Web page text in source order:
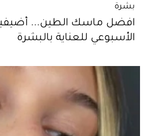
بشرة
افضل ماسك الطين...
الأسبوعي للعناية بالبشرة